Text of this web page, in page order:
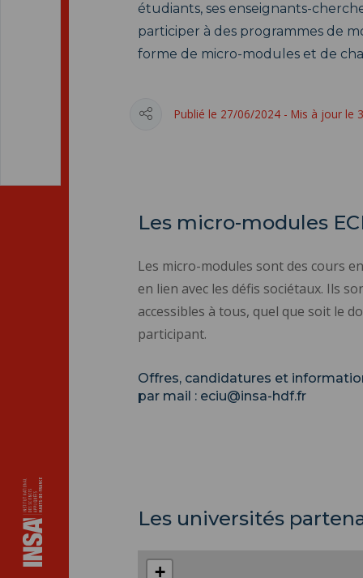
étudiants, ses enseignants-
participer à des programmes de
forme de micro-modules et de
Publié le 27/06/2024 - Mis à jour le
Les micro-modules
Les micro-modules sont des cours
en lien avec les défis sociétaux. Ils
accessibles à tous, quel que soit le
participant.
Offres, candidatures et
par mail : eciu@insa-hdf.fr
Les universités
+